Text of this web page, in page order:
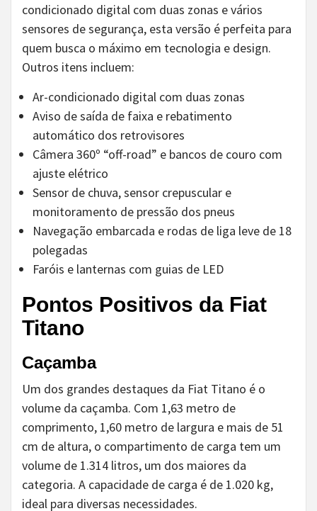
condicionado digital com duas zonas e vários
sensores de segurança, esta versão é perfeita para
quem busca o máximo em tecnologia e design.
Outros itens incluem:
Ar-condicionado digital com duas zonas
Aviso de saída de faixa e rebatimento
automático dos retrovisores
Câmera 360º “off-road” e bancos de couro com
ajuste elétrico
Sensor de chuva, sensor crepuscular e
monitoramento de pressão dos pneus
Navegação embarcada e rodas de liga leve de 18
polegadas
Faróis e lanternas com guias de LED
Pontos Positivos da Fiat
Titano
Caçamba
Um dos grandes destaques da Fiat Titano é o
volume da caçamba. Com 1,63 metro de
comprimento, 1,60 metro de largura e mais de 51
cm de altura, o compartimento de carga tem um
volume de 1.314 litros, um dos maiores da
categoria. A capacidade de carga é de 1.020 kg,
ideal para diversas necessidades.